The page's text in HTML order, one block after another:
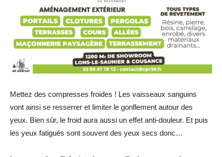
Mettez des compresses froides ! Les vaisseaux sanguins
vont ainsi se resserrer et limiter le gonflement autour des
yeux. Bien sûr, le froid aura aussi un effet anti-douleur. Et puis
les yeux fatigués sont souvent des yeux secs donc…